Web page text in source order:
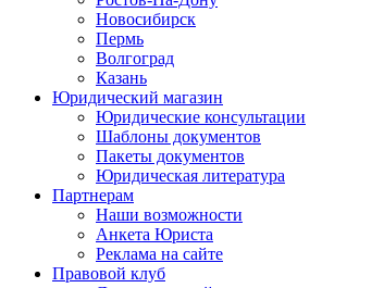
Новосибирск
Пермь
Волгоград
Казань
Юридический магазин
Юридические консультации
Шаблоны документов
Пакеты документов
Юридическая литература
Партнерам
Наши возможности
Анкета Юриста
Реклама на сайте
Правовой клуб